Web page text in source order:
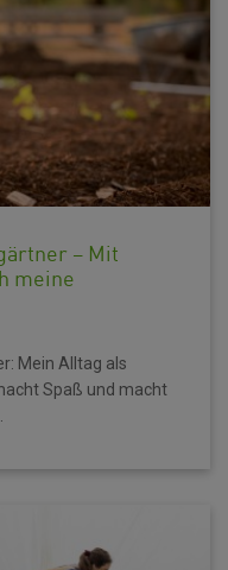
– Mit
meine
Mein Alltag als
Spaß und macht